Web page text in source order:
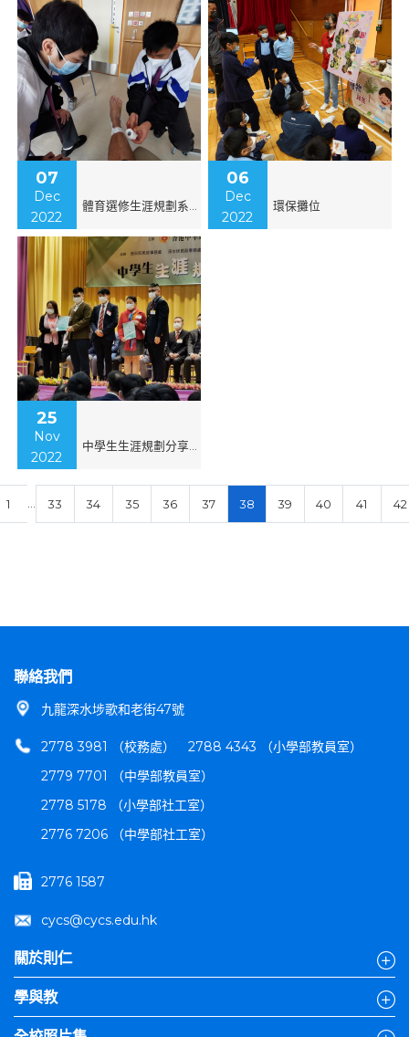
07
Dec
2022
體育選修生涯規劃系列─運動治療師
06
Dec
2022
環保攤位
25
Nov
2022
中學生生涯規劃分享會2022
1 … 33 34 35 36 37 38 39 40 41 42
聯絡我們
九龍深水埗歌和老街47號
2778 3981 （校務處）
2788 4343 （小學部教員室）
2779 7701 （中學部教員室）
2778 5178 （小學部社工室）
2776 7206 （中學部社工室）
2776 1587
cycs@cycs.edu.hk
關於則仁
學與教